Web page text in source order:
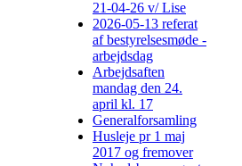
21-04-26 v/ Lise
2026-05-13 referat
af bestyrelsesmøde -
arbejdsdag
Arbejdsaften
mandag den 24.
april kl. 17
Generalforsamling
Husleje pr 1 maj
2017 og fremover